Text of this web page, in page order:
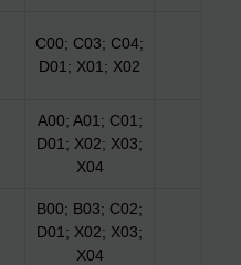
C00; C03; C04;
D01; X01; X02
A00; A01; C01;
D01; X02; X03;
X04
B00; B03; C02;
D01; X02; X03;
X04